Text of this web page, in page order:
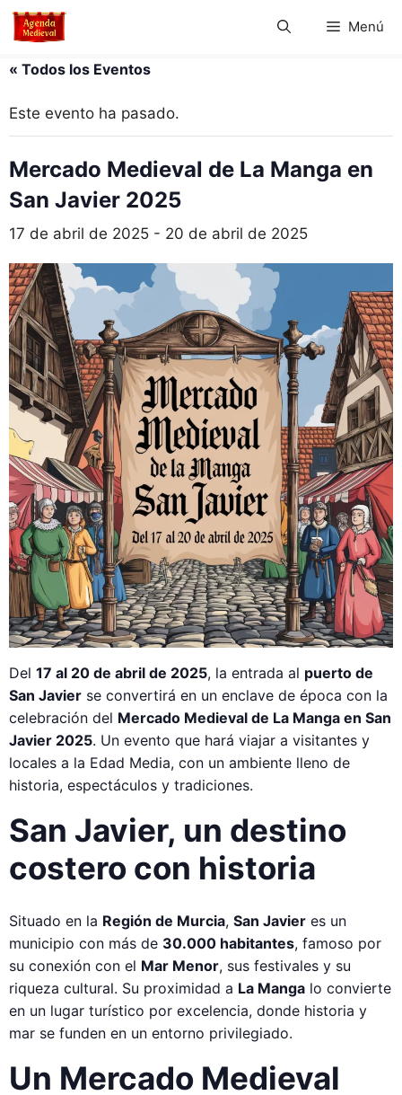
Saltar
Menú
« Todos los Eventos
Este evento ha pasado.
Mercado Medieval de La Manga en
San Javier 2025
17 de abril de 2025 - 20 de abril de 2025
Del 17 al 20 de abril de 2025, la entrada al puerto de
San Javier se convertirá en un enclave de época con la
celebración del Mercado Medieval de La Manga en San
Javier 2025. Un evento que hará viajar a visitantes y
locales a la Edad Media, con un ambiente lleno de
historia, espectáculos y tradiciones.
San Javier, un destino
costero con historia
Situado en la Región de Murcia, San Javier es un
municipio con más de 30.000 habitantes, famoso por
su conexión con el Mar Menor, sus festivales y su
riqueza cultural. Su proximidad a La Manga lo convierte
en un lugar turístico por excelencia, donde historia y
mar se funden en un entorno privilegiado.
Un Mercado Medieval